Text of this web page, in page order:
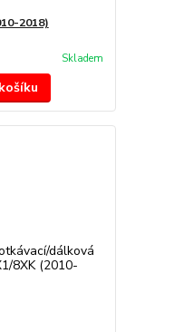
2018)
Skladem